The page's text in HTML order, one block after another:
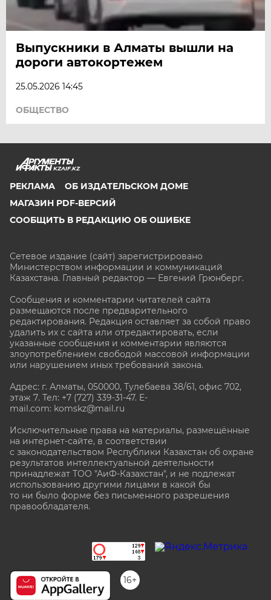
Выпускники в Алматы вышли на
дороги автокортежем
25.05.2026 14:45
ОБЩЕСТВО
KZAIF.KZ
РЕКЛАМА
ОБ ИЗДАТЕЛЬСКОМ ДОМЕ
МАГАЗИН PDF-ВЕРСИЙ
СООБЩИТЬ В РЕДАКЦИЮ ОБ ОШИБКЕ
Сетевое издание (сайт) зарегистрировано
Министерством информации и коммуникаций
Казахстана. Главный редактор — Евгений Грюнберг.
Сообщения и комментарии читателей сайта
размещаются после предварительного
редактирования. Редакция оставляет за собой право
удалить их с сайта или отредактировать, если
указанные сообщения и комментарии являются
злоупотреблением свободой массовой информации
или нарушением иных требований закона.
Адрес: г. Алматы, 050000, Тулебаева 38/61, офис 702,
этаж 7. Тел: +7 (727) 339-31-47. E-
mail.com: komskz@mail.ru
Исключительные права на материалы, размещённые
на интернет-сайте, в соответствии
с законодательством Республики Казахстан об охране
результатов интеллектуальной деятельности
принадлежат ТОО "АиФ-Казахстан", и не подлежат
использованию другими лицами в какой бы
то ни было форме без письменного разрешения
правообладателя.
16+